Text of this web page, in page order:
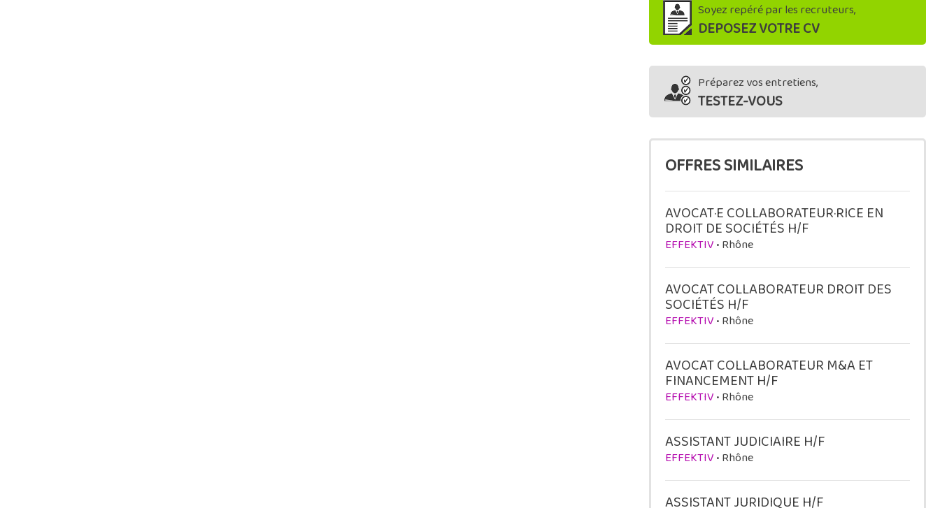
Soyez repéré par les recruteurs,
DEPOSEZ VOTRE CV
Préparez vos entretiens,
TESTEZ-VOUS
OFFRES SIMILAIRES
AVOCAT·E COLLABORATEUR·RICE EN
DROIT DE SOCIÉTÉS H/F
EFFEKTIV• Rhône
AVOCAT COLLABORATEUR DROIT DES
SOCIÉTÉS H/F
EFFEKTIV• Rhône
AVOCAT COLLABORATEUR M&A ET
FINANCEMENT H/F
EFFEKTIV• Rhône
ASSISTANT JUDICIAIRE H/F
EFFEKTIV• Rhône
ASSISTANT JURIDIQUE H/F